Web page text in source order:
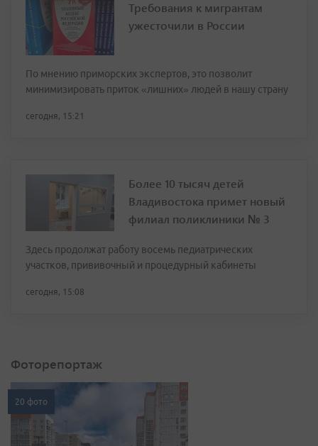
Требования к мигрантам
ужесточили в России
По мнению приморских экспертов, это позволит
минимизировать приток «лишних» людей в нашу страну
сегодня, 15:21
Более 10 тысяч детей
Владивостока примет новый
филиал поликлиники № 3
Здесь продолжат работу восемь педиатрических
участков, прививочный и процедурный кабинеты
сегодня, 15:08
Фоторепортаж
20 фото